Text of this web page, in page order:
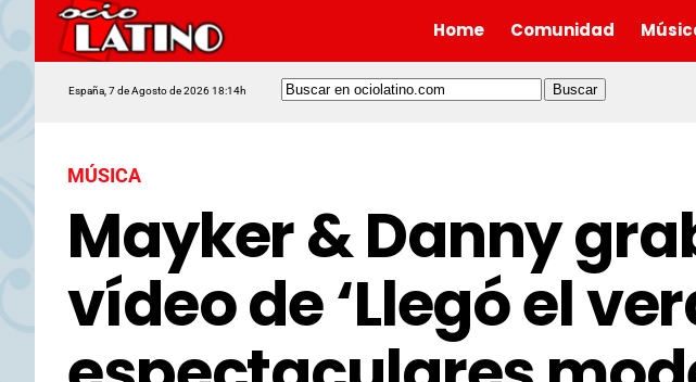
Home Comunidad
España, 7 de Agosto de 2026 18:14h
MÚSICA
Mayker & Danny
vídeo de ‘Llegó el